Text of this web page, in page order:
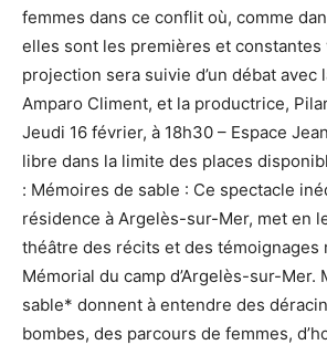
femmes dans ce conflit où, comme
elles sont les premières et constantes
projection sera suivie d’un débat avec
Amparo Climent, et la productrice,
Jeudi 16 février, à 18h30 – Espace
libre dans la limite des places
: Mémoires de sable : Ce spectacle
résidence à Argelès-sur-Mer, met en
théâtre des récits et des témoignages
Mémorial du camp d’Argelès-sur-Mer.
sable* donnent à entendre des
bombes, des parcours de femmes,